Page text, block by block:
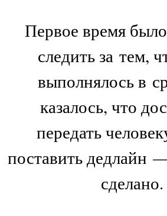
Первое время
следить за тем,
выполнялось в
казалось, что
передать
поставить дедлайн
сделано.